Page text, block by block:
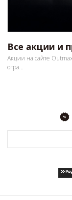
Все акции и
Акции на сайте
огра...